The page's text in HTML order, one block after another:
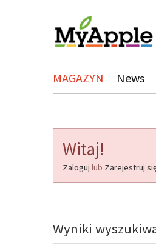
MAGAZYN News
Witaj!
Zaloguj lub Zarejestruj
Wyniki